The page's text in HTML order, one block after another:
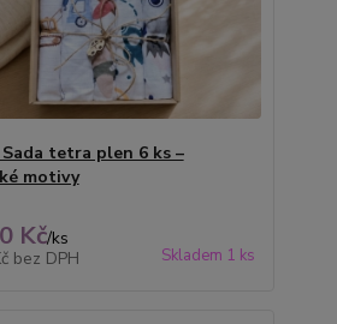
tetra plen 6 ks –
motivy
Kč/ks
bez DPH Skladem 1 ks